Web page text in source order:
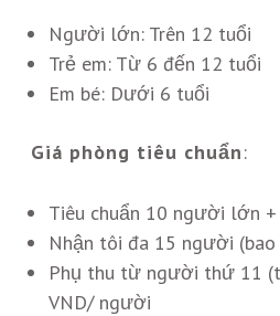
Người lớn: Trên 12 tuổi
Trẻ em: Từ 6 đến 12 tuổi
Em bé: Dưới 6 tuổi
Giá phòng tiêu chuẩn:
Tiêu chuẩn 10 người lớn
Nhận tôi đa 15 người
Phụ thu từ người thứ 11
VND/ người